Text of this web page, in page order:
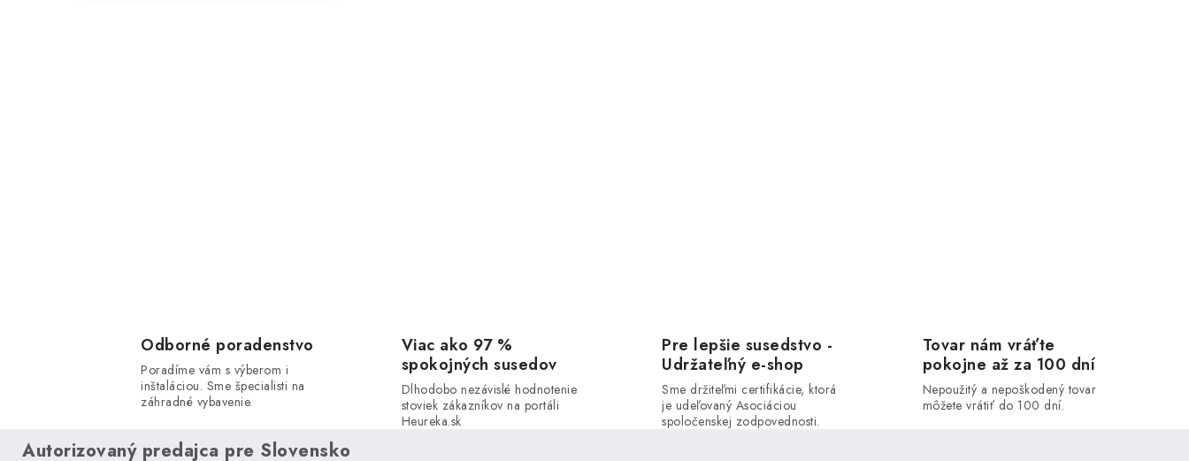
Odborné poradenstvo
Poradíme vám s výberom i
inštaláciou. Sme špecialisti na
záhradné vybavenie.
Viac ako 97 %
spokojných susedov
Dlhodobo nezávislé hodnotenie
stoviek zákazníkov na portáli
Heureka.sk
Pre lepšie susedstvo -
Udržateľný e-shop
Sme držiteľmi certifikácie, ktorá
je udeľovaný Asociáciou
spoločenskej zodpovednosti.
Tovar nám vráťte
pokojne až za 100 dní
Nepoužitý a nepoškodený tovar
môžete vrátiť do 100 dní.
Autorizovaný predajca pre Slovensko